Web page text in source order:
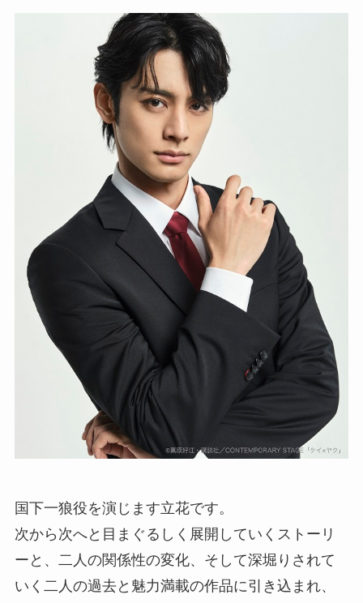
国下一狼役を演じます立花です。
次から次へと目まぐるしく展開していくストーリ
ーと、二人の関係性の変化、そして深堀りされて
いく二人の過去と魅力満載の作品に引き込まれ、